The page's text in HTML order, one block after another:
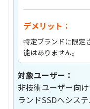
デメリット：
特定ブランドに限定
能はありません。
対象ユーザー：
非技術ユーザー向
ランドSSDへシス